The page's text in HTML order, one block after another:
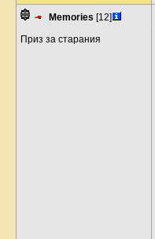
Memories [12]
Приз за старания